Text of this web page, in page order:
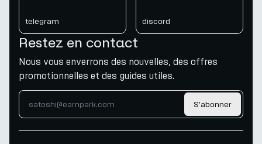
telegram discord
Restez en contact
Nous vous enverrons des nouvelles, des offres
promotionnelles et des guides utiles.
S'abonner